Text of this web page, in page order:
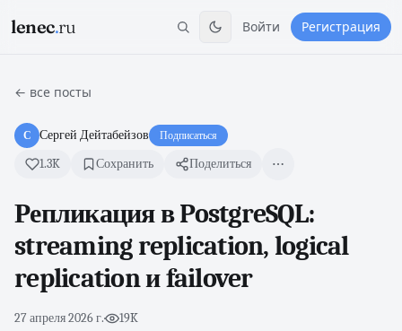
lenec.ru Войти Регистрация
← все посты
С Сергей Дейтабейзов Подписаться
1.3K Сохранить Поделиться
Репликация в PostgreSQL:
streaming replication, logical
replication и failover
27 апреля 2026 г.· 19K